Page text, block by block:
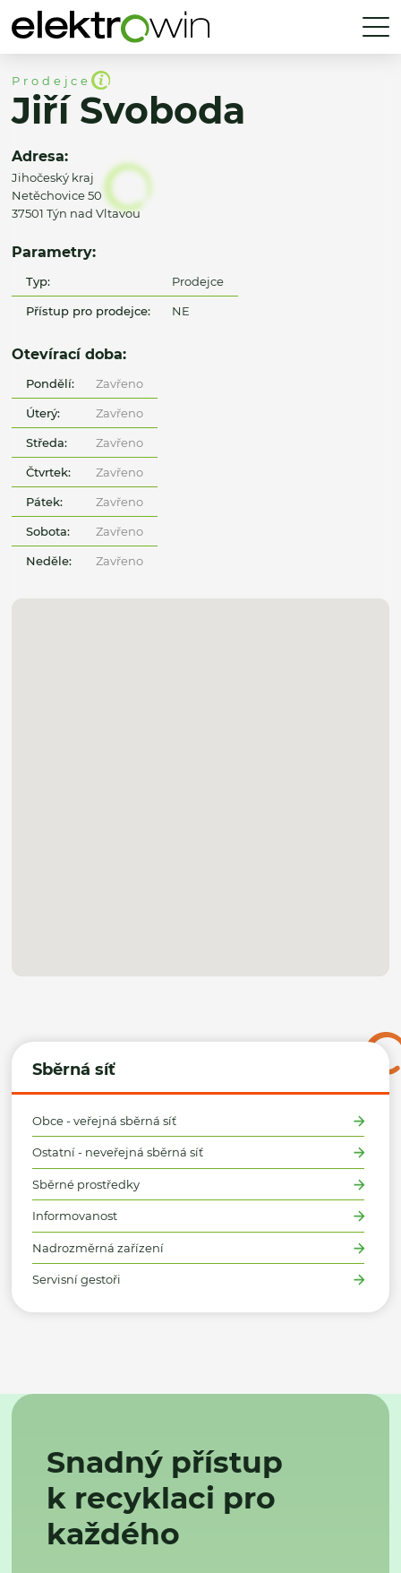
Sběrná síť
Obce - veřejná sběrná síť
Ostatní - neveřejná sběrná síť
Sběrné prostředky
Informovanost
Nadrozměrná zařízení
Servisní gestoři
Prodejce
Jiří Svoboda
Adresa:
Jihočeský kraj
Netěchovice 50
37501 Týn nad Vltavou
Parametry:
Typ: Prodejce
Přístup pro prodejce: NE
Otevírací doba:
Pondělí: Zavřeno
Úterý: Zavřeno
Středa: Zavřeno
Čtvrtek: Zavřeno
Pátek: Zavřeno
Sobota: Zavřeno
Neděle: Zavřeno
Snadný přístup
k recyklaci pro
každého